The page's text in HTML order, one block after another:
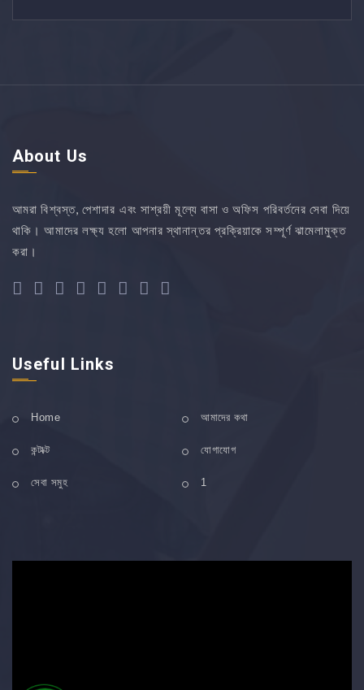
About Us
আমরা বিশ্বস্ত, পেশাদার এবং সাশ্রয়ী মূল্যে বাসা ও অফিস পরিবর্তনের সেবা দিয়ে
থাকি। আমাদের লক্ষ্য হলো আপনার স্থানান্তর প্রক্রিয়াকে সম্পূর্ণ ঝামেলামুক্ত
করা।
Useful Links
Home আমাদের কথা
কন্টাক্ট যোগাযোগ
সেবা সমুহ 1